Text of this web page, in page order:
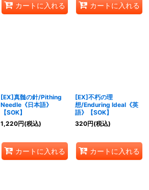
カートに入れる カートに入れる
[EX]真髄の針/Pithing
Needle《日本語》
【SOK】
1,220円(税込)
カートに入れる
[EX]不朽の理
想/Enduring Ideal《英
語》【SOK】
320円(税込)
カートに入れる